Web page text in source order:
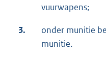
vuurwapens;
3.
onder munitie
munitie.